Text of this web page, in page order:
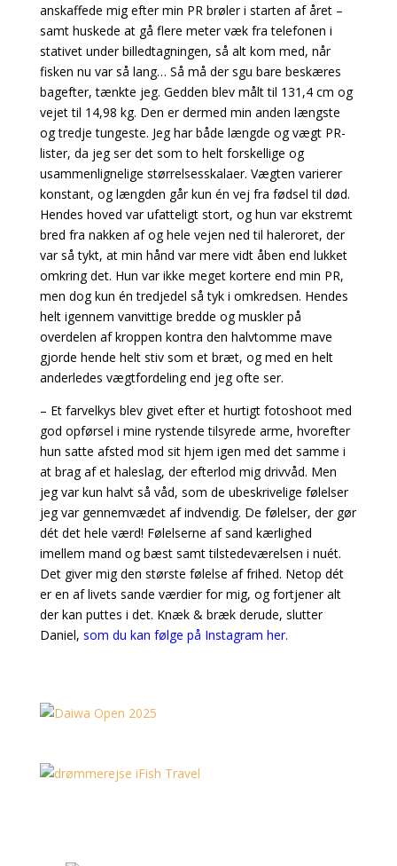
anskaffede mig efter min PR brøler i starten af året –
samt huskede at gå flere meter væk fra telefonen i
stativet under billedtagningen, så alt kom med, når
fisken nu var så lang… Så må der sgu bare beskæres
bagefter, tænkte jeg. Gedden blev målt til 131,4 cm og
vejet til 14,98 kg. Den er dermed min anden længste
og tredje tungeste. Jeg har både længde og vægt PR-
lister, da jeg ser det som to helt forskellige og
usammenlignelige størrelsesskalaer. Vægten varierer
konstant, og længden går kun én vej fra fødsel til død.
Hendes hoved var ufatteligt stort, og hun var ekstremt
bred fra nakken af og hele vejen ned til haleroret, der
var så tykt, at min hånd var mere vidt åben end lukket
omkring det. Hun var ikke meget kortere end min PR,
men dog kun én tredjedel så tyk i omkredsen. Hendes
helt igennem vanvittige bredde og muskler på
overdelen af kroppen kontra den halvtomme mave
gjorde hende helt stiv som et bræt, og med en helt
anderledes vægtfordeling end jeg ofte ser.
– Et farvelkys blev givet efter et hurtigt fotoshoot med
god opførsel i mine rystende tilsyrede arme, hvorefter
hun satte afsted mod sit hjem igen med det samme i
at brag af et haleslag, der efterlod mig drivvåd. Men
jeg var kun halvt så våd, som de ubeskrivelige følelser
jeg var gennemvædet af indvendig. De følelser, der gør
dét det hele værd! Følelserne af sand kærlighed
imellem mand og bæst samt tilstedeværelsen i nuét.
Det giver mig den største følelse af frihed. Netop dét
er en af livets sande værdier for mig, og fortjener alt
der kan puttes i det. Knæk & bræk derude, slutter
Daniel, som du kan følge på Instagram her.